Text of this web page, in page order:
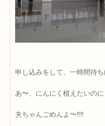
申し込みをして、一時間待
あ〜、にんにく植えたいのに
夫ちゃんごめんよ〜‼‼